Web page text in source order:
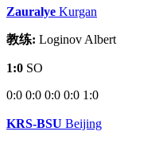
Zauralye Kurgan
教练: Loginov Albert
1:0 SO
0:0 0:0 0:0 0:0 1:0
KRS-BSU Beijing